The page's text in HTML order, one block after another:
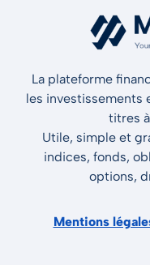
La plateforme
les investissements
titres
Utile, simple et
indices, fonds,
options,
Mentions